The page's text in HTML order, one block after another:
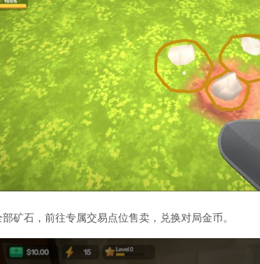
矿石，前往专属交易点位售卖，兑换对局金币。